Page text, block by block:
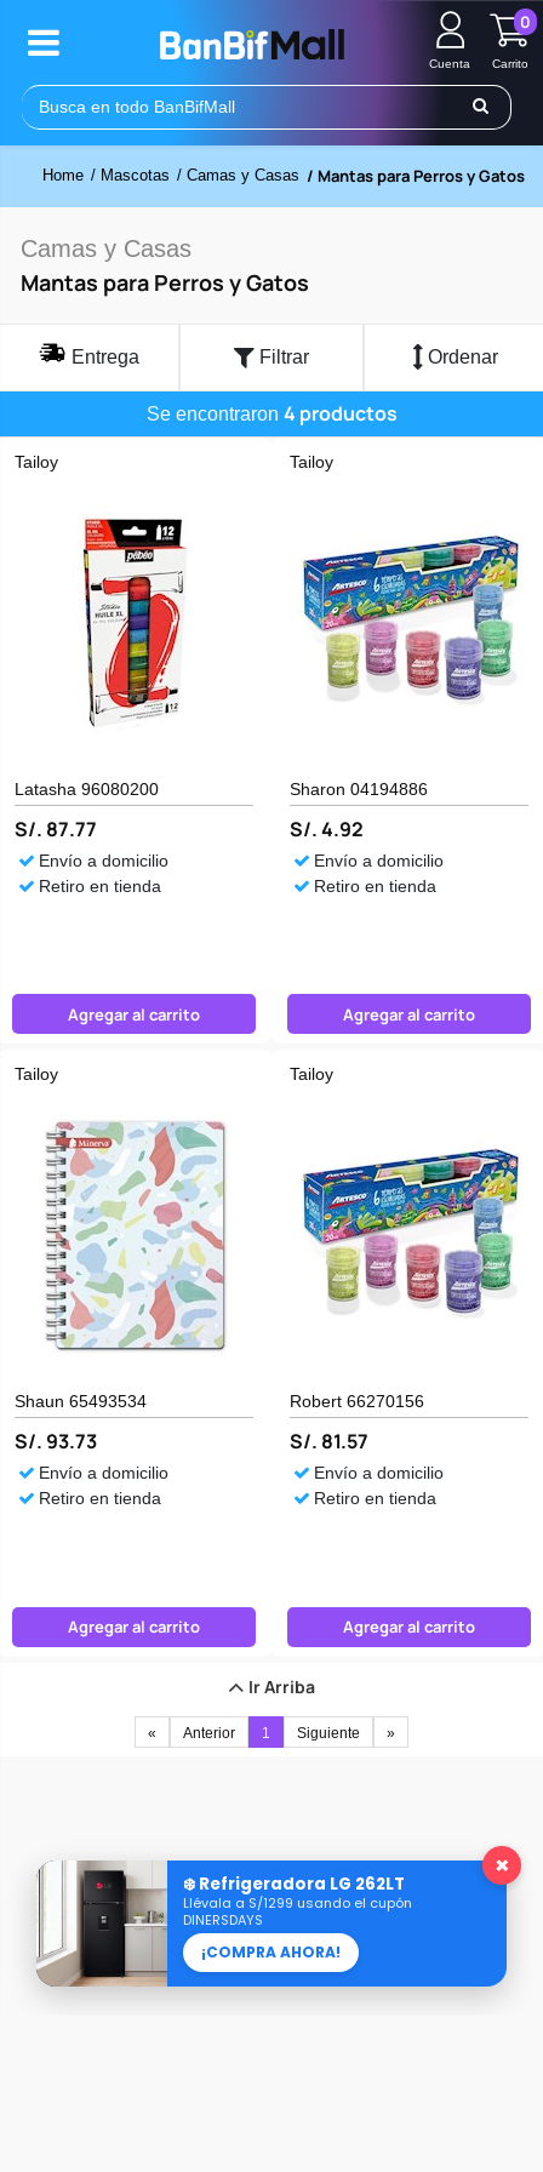
Cuenta Carrito
0
Home / Mascotas / Camas y Casas / Mantas para Perros y Gatos
Camas y Casas
Mantas para Perros y Gatos
Entrega Filtrar Ordenar
Se encontraron 4 productos
Tailoy
Latasha 96080200
S/. 87.77
Envío a domicilio
Retiro en tienda
Agregar al carrito
Tailoy
Sharon 04194886
S/. 4.92
Envío a domicilio
Retiro en tienda
Agregar al carrito
Tailoy
Shaun 65493534
S/. 93.73
Envío a domicilio
Retiro en tienda
Agregar al carrito
Tailoy
Robert 66270156
S/. 81.57
Envío a domicilio
Retiro en tienda
Agregar al carrito
Ir Arriba
« Anterior 1 Siguiente »
×
❄️ Refrigeradora LG 262LT
Llévala a S/1299 usando el cupón
DINERSDAYS
¡COMPRA AHORA!